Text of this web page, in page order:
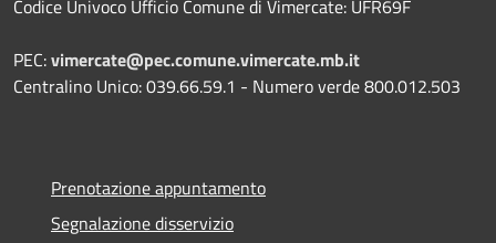
Codice Univoco Ufficio Comune di Vimercate: UFR69F
PEC:vimercate@pec.comune.vimercate.mb.it
Centralino Unico: 039.66.59.1 - Numero verde 800.012.503
Prenotazione appuntamento
Segnalazione disservizio